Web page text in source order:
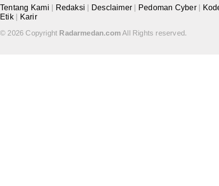
Tentang Kami Redaksi Desclaimer Pedoman Cyber
Etik
Karir
© 2026 Copyright Radarmedan.comAll Rights reserved.